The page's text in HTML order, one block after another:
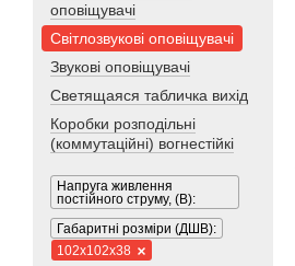
оповіщувачі
Світлозвукові оповіщувачі
Звукові оповіщувачі
Светящаяся табличка вихід
Коробки розподільні
(коммутаційні) вогнестійкі
Напруга живлення
постійного струму, (В):
Габаритні розміри (ДШВ):
102х102х38